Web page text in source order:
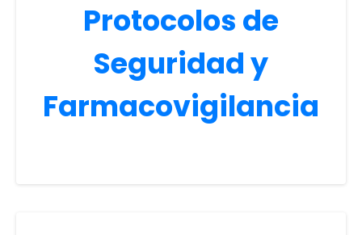
Protocolos de
Seguridad y
Farmacovigilancia